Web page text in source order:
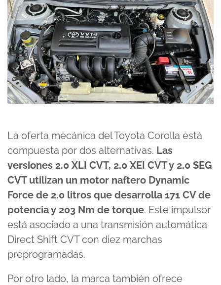
La oferta mecánica del Toyota Corolla está
compuesta por dos alternativas. Las
versiones 2.0 XLI CVT, 2.0 XEI CVT y 2.0 SEG
CVT utilizan un motor naftero Dynamic
Force de 2.0 litros que desarrolla 171 CV de
potencia y 203 Nm de torque. Este impulsor
está asociado a una transmisión automática
Direct Shift CVT con diez marchas
preprogramadas.
Por otro lado, la marca también ofrece